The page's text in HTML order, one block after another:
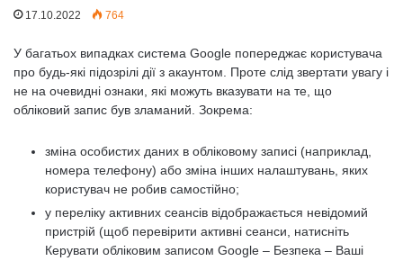
17.10.2022 764
У багатьох випадках система Google попереджає користувача
про будь-які підозрілі дії з акаунтом. Проте слід звертати увагу і
не на очевидні ознаки, які можуть вказувати на те, що
обліковий запис був зламаний. Зокрема:
зміна особистих даних в обліковому записі (наприклад,
номера телефону) або зміна інших налаштувань, яких
користувач не робив самостійно;
у переліку активних сеансів відображається невідомий
пристрій (щоб перевірити активні сеанси, натисніть
Керувати обліковим записом Google – Безпека – Ваші